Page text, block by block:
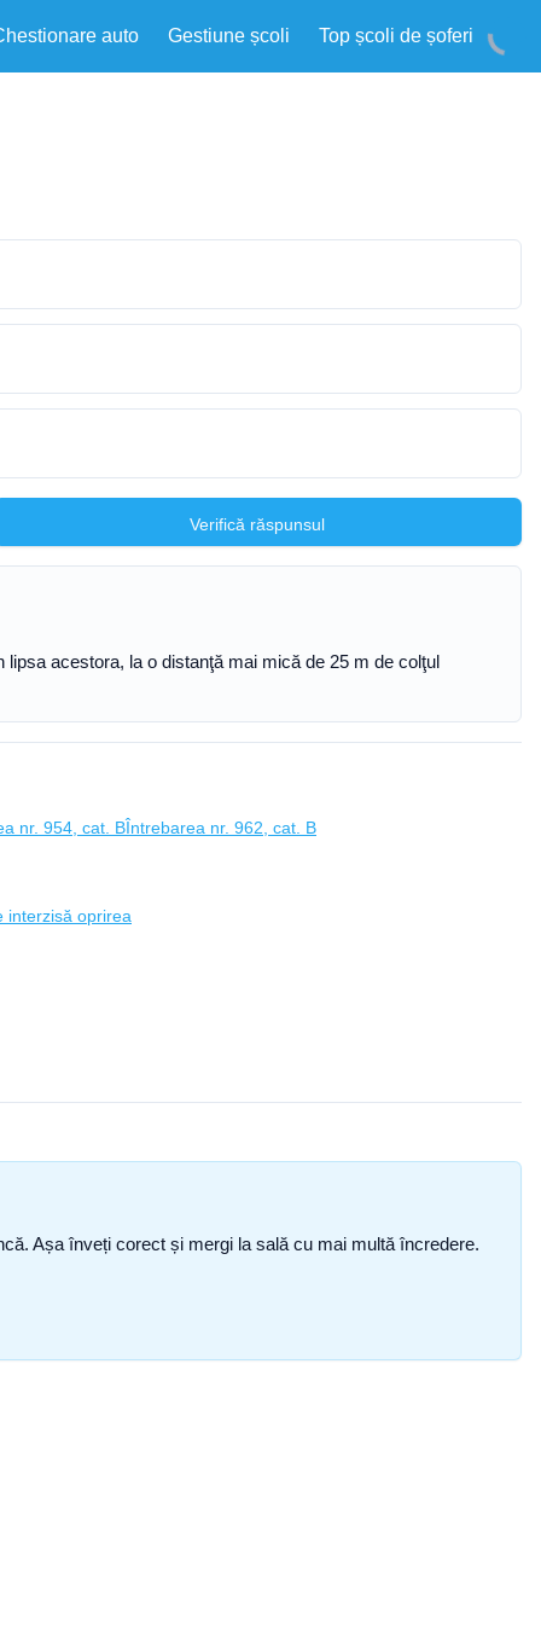
auto Gestiune școli Top școli de șoferi
Verifică răspunsul
acestora, la o distanţă mai mică de 25 m de colţul
nr. 954, cat. BÎntrebarea nr. 962, cat. B
interzisă oprirea
Așa înveți corect și mergi la sală cu mai multă încredere.